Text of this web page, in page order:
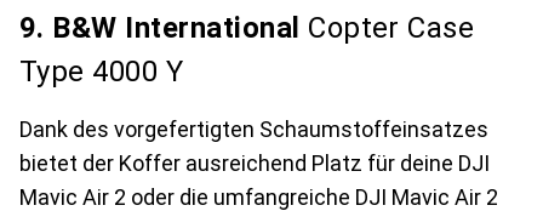
9. B&W International Copter Case
Type 4000 Y
Dank des vorgefertigten Schaumstoffeinsatzes
bietet der Koffer ausreichend Platz für deine DJI
Mavic Air 2 oder die umfangreiche DJI Mavic Air 2